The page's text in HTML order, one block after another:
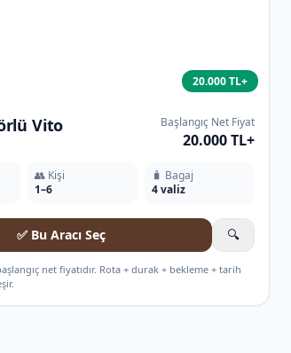
20.000 TL+
Vito Başlangıç Net Fiyat
20.000 TL+
👥 Kişi
1–6
🧳 Bagaj
4 valiz
✅ Bu Aracı Seç 🔍
net fiyatıdır. Rota + durak + bekleme + tarih